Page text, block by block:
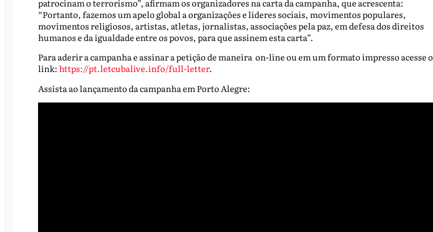
patrocinam o terrorismo”, afirmam os organizadores na carta da campanha, que acrescenta:
“Portanto, fazemos um apelo global a organizações e líderes sociais, movimentos populares,
movimentos religiosos, artistas, atletas, jornalistas, associações pela paz, em defesa dos direitos
humanos e da igualdade entre os povos, para que assinem esta carta”.
Para aderir a campanha e assinar a petição de maneira on-line ou em um formato impresso acesse o
link: https://pt.letcubalive.info/full-letter.
Assista ao lançamento da campanha em Porto Alegre: